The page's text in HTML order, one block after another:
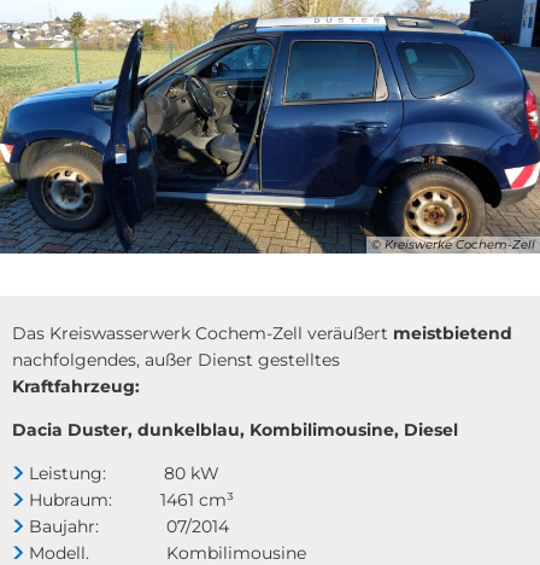
© Kreiswerke Cochem-Zell
Das Kreiswasserwerk Cochem-Zell veräußert meistbietend
nachfolgendes, außer Dienst gestelltes
Kraftfahrzeug:
Dacia Duster, dunkelblau, Kombilimousine, Diesel
Leistung: 80 kW
Hubraum: 1461 cm³
Baujahr: 07/2014
Modell. Kombilimousine